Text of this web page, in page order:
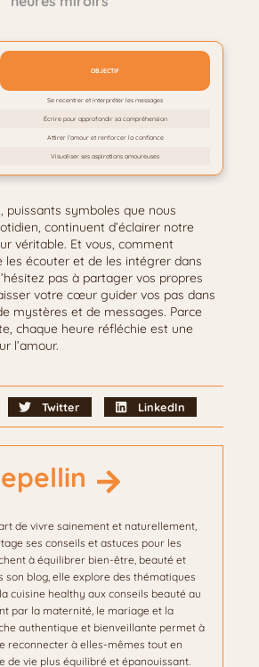
OBJECTIF
Se recentrer et interpréter les messages
Écrire pour approfondir sa compréhension
Attirer l’amour et renforcer la confiance
Visualiser ses aspirations amoureuses
puissants symboles que nous
continuent d’éclairer notre
véritable. Et vous, comment
les écouter et de les intégrer dans
pas à partager vos propres
votre cœur guider vos pas dans
mystères et de messages. Parce
chaque heure réfléchie est une
l’amour.
Twitter LinkedIn
de vivre sainement et naturellement,
ses conseils et astuces pour les
à équilibrer bien-être, beauté et
son blog, elle explore des thématiques
cuisine healthy aux conseils beauté au
par la maternité, le mariage et la
authentique et bienveillante permet à
reconnecter à elles-mêmes tout en
de vie plus équilibré et épanouissant.